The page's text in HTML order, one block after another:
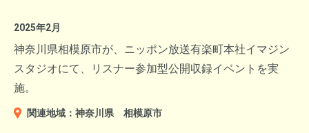
山県市 企画財政課 佐伯 卓馬さん
地元特産の伊自良大実連柿の伝統を守り、商品化を行い、保全に
向けた行動によって地持続可能な地域産業を創出したことが評価
されました。
▼群馬県のマスコットキャラクター「ぐんまちゃん」
2025年2月
神奈川県相模原市が、ニッポン放送有楽町本社イマジン
スタジオにて、リスナー参加型公開収録イベントを実
施。
関連地域：神奈川県 相模原市